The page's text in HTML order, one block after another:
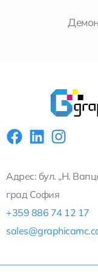
F
a
e
b
o
o
k
L
i
k
e
d
i
n
I
n
t
a
g
r
a
Адрес: бул. „Н.
град София
+359 886 74 12 17